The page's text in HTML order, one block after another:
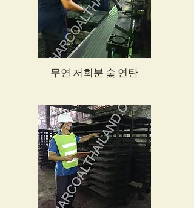
무연 저회분 숯 연탄